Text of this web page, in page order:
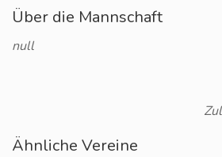
Über die Mannschaft
null
Ähnliche Vereine